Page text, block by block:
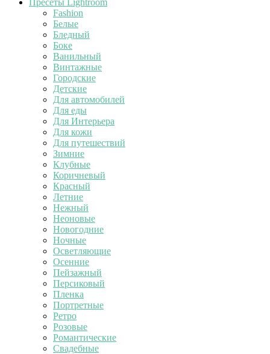
Пресеты Lightroom
Fashion
Белые
Бледный
Боке
Ванильный
Винтажные
Городские
Детские
Для автомобилей
Для еды
Для Интерьера
Для кожи
Для путешествий
Зимние
Клубные
Коричневый
Красный
Летние
Нежный
Неоновые
Новогодние
Ночные
Осветляющие
Осенние
Пейзажный
Персиковый
Пленка
Портретные
Ретро
Розовые
Романтические
Свадебные